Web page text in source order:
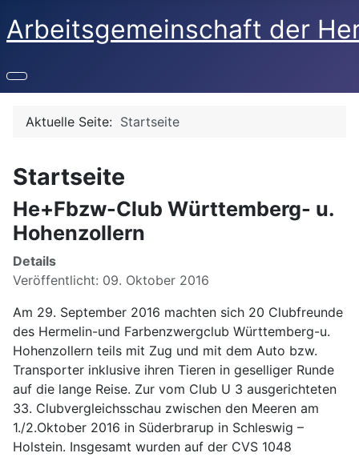
Arbeitsgemeinschaft der
Aktuelle Seite: Startseite
Startseite
He+Fbzw-Club Württemberg- u.
Hohenzollern
Details
Veröffentlicht: 09. Oktober 2016
Am 29. September 2016 machten sich 20 Clubfreunde
des Hermelin-und Farbenzwergclub Württemberg-u.
Hohenzollern teils mit Zug und mit dem Auto bzw.
Transporter inklusive ihren Tieren in geselliger Runde
auf die lange Reise. Zur vom Club U 3 ausgerichteten
33. Clubvergleichsschau zwischen den Meeren am
1./2.Oktober 2016 in Süderbrarup in Schleswig –
Holstein. Insgesamt wurden auf der CVS 1048